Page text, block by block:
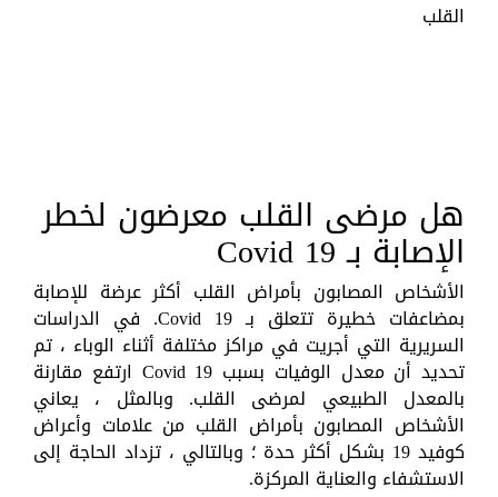
هل مرضى القلب معرضون لخطر
الإصابة بـ Covid 19
الأشخاص المصابون بأمراض القلب أكثر عرضة للإصابة
بمضاعفات خطيرة تتعلق بـ Covid 19. في الدراسات
السريرية التي أجريت في مراكز مختلفة أثناء الوباء ، تم
تحديد أن معدل الوفيات بسبب Covid 19 ارتفع مقارنة
بالمعدل الطبيعي لمرضى القلب. وبالمثل ، يعاني
الأشخاص المصابون بأمراض القلب من علامات وأعراض
كوفيد 19 بشكل أكثر حدة ؛ وبالتالي ، تزداد الحاجة إلى
الاستشفاء والعناية المركزة.